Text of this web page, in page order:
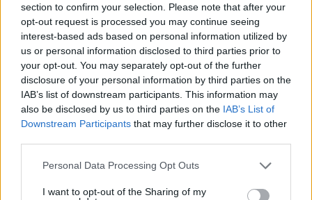
section to confirm your selection. Please note that after your
opt-out request is processed you may continue seeing
interest-based ads based on personal information utilized by
us or personal information disclosed to third parties prior to
your opt-out. You may separately opt-out of the further
disclosure of your personal information by third parties on the
IAB’s list of downstream participants. This information may
also be disclosed by us to third parties on the IAB’s List of
Downstream Participants that may further disclose it to other
Please note that this website/app uses one or more Google
not limited to your visit or usage behaviour. You may click to
Personal Data Processing Opt Outs
I want to opt-out of the Sharing of my
Τηγανόψωμο: Η εκδίκηση του φτωχικού έδεσματος -
Από την αρχαιότητα στα σύγχρονα brunch
10.08.2026, 03:00
ΔΕΙΤΕ ΟΛΕΣ ΤΙΣ ΕΙΔΗΣΕΙΣ
ΤΑ ΠΙΟ ΔΗΜΟΦΙΛΗ